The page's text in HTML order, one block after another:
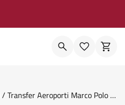
/ Transfer Aeroporti Marco Polo E